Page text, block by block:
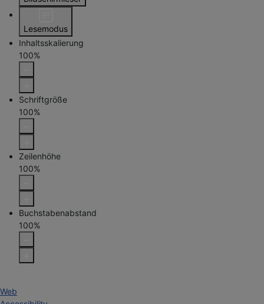
Lesemodus
Inhaltsskalierung
100%
Schriftgröße
100%
Zeilenhöhe
100%
Buchstabenabstand
100%
Web